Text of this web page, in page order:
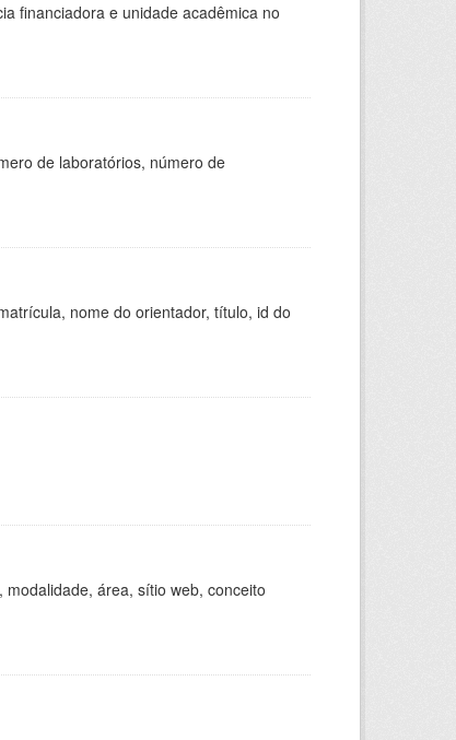
financiadora e unidade acadêmica no
de laboratórios, número de
nome do orientador, título, id do
área, sítio web, conceito